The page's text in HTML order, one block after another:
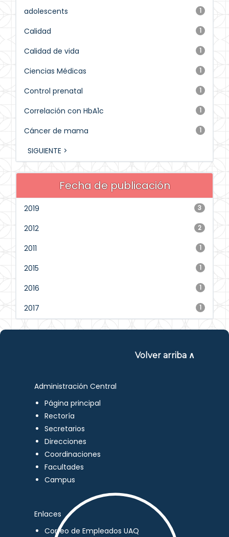
1
adolescents
1
Calidad
1
Calidad de vida
1
Ciencias Médicas
1
Control prenatal
1
Correlación con HbA1c
1
Cáncer de mama
SIGUIENTE >
Fecha de publicación
3
2019
2
2012
1
2011
1
2015
1
2016
1
2017
Volver arriba ∧
Administración Central
Página principal
Rectoría
Secretarios
Direcciones
Coordinaciones
Facultades
Campus
Enlaces
Correo de Empleados UAQ